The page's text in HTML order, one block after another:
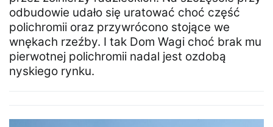
odbudowie udało się uratować choć część
polichromii oraz przywrócono stojące we
wnękach rzeźby. I tak Dom Wagi choć brak mu
pierwotnej polichromii nadal jest ozdobą
nyskiego rynku.